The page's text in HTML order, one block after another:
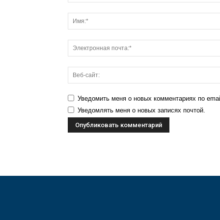
Уведомить меня о новых комментариях по
Уведомлять меня о новых записях почтой.